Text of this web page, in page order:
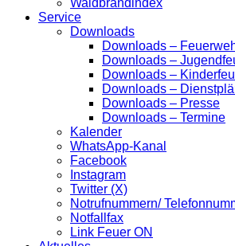
Service
Downloads
Downloads –
Downloads –
Downloads –
Downloads –
Downloads – Presse
Downloads – Termine
Kalender
WhatsApp-Kanal
Facebook
Instagram
Twitter (X)
Notrufnummern/
Notfallfax
Link Feuer ON